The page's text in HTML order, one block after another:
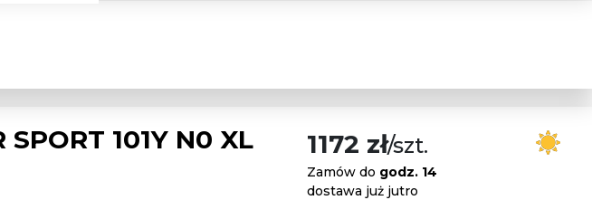
101Y N0 XL 1172 zł/szt.
Zamów do godz. 14
dostawa już jutro